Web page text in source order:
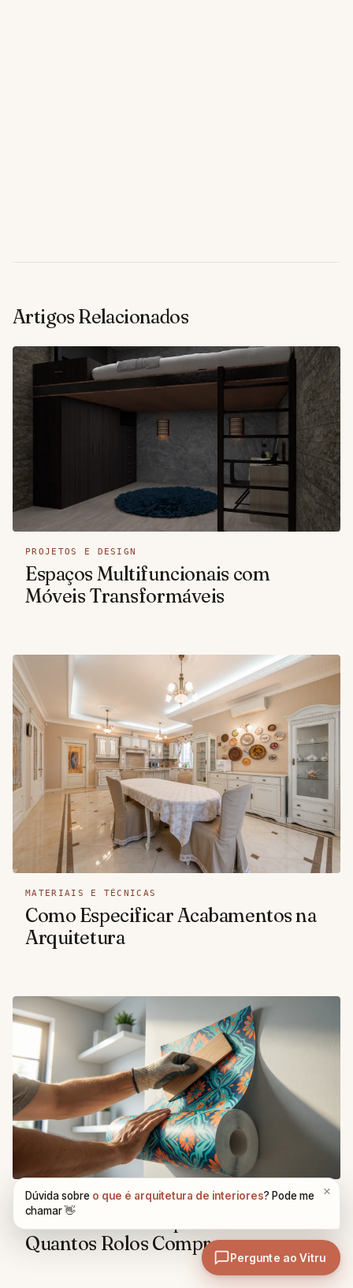
Artigos Relacionados
PROJETOS E DESIGN
Espaços Multifuncionais com
Móveis Transformáveis
MATERIAIS E TÉCNICAS
Como Especificar Acabamentos na
Arquitetura
SOFTWARES E FERRAMENTAS
Como Calcular Papel de Parede:
Quantos Rolos Comprar